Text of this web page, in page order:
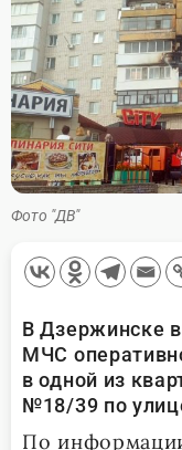
Фото "ДВ"
В Дзержинске
МЧС
в одной из
№18/39 по
По